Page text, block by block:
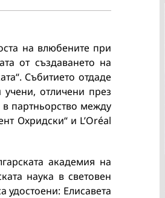
на влюбените при
от създаването на
Събитието отдаде
отличени през
в партньорство между
Охридски“ и L’Oréal
академия на
наука в световен
удостоени: Елисавета